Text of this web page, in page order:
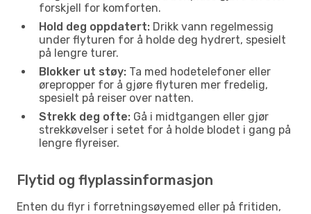
forskjell for komforten.
Hold deg oppdatert: Drikk vann regelmessig
under flyturen for å holde deg hydrert, spesielt
på lengre turer.
Blokker ut støy: Ta med hodetelefoner eller
ørepropper for å gjøre flyturen mer fredelig,
spesielt på reiser over natten.
Strekk deg ofte: Gå i midtgangen eller gjør
strekkøvelser i setet for å holde blodet i gang på
lengre flyreiser.
Flytid og flyplassinformasjon
Enten du flyr i forretningsøyemed eller på fritiden,